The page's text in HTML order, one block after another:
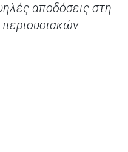
αποδόσεις στη